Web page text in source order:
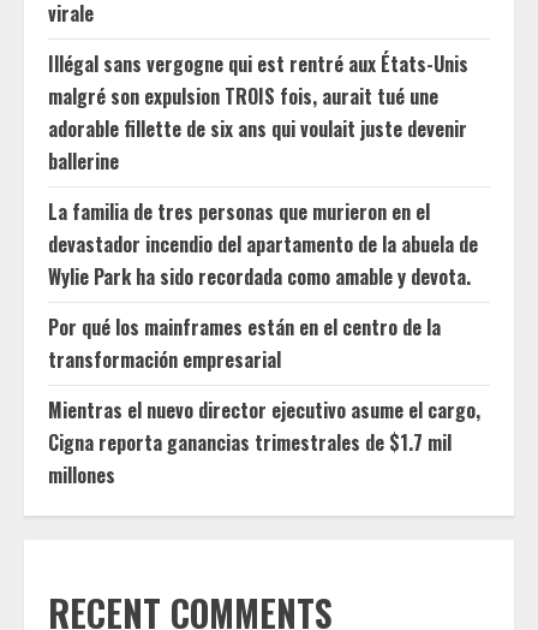
virale
Illégal sans vergogne qui est rentré aux États-Unis
malgré son expulsion TROIS fois, aurait tué une
adorable fillette de six ans qui voulait juste devenir
ballerine
La familia de tres personas que murieron en el
devastador incendio del apartamento de la abuela de
Wylie Park ha sido recordada como amable y devota.
Por qué los mainframes están en el centro de la
transformación empresarial
Mientras el nuevo director ejecutivo asume el cargo,
Cigna reporta ganancias trimestrales de $1.7 mil
millones
RECENT COMMENTS